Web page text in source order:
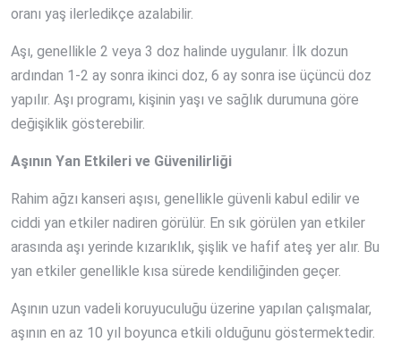
oranı yaş ilerledikçe azalabilir.
Aşı, genellikle 2 veya 3 doz halinde uygulanır. İlk dozun
ardından 1-2 ay sonra ikinci doz, 6 ay sonra ise üçüncü doz
yapılır. Aşı programı, kişinin yaşı ve sağlık durumuna göre
değişiklik gösterebilir.
Aşının Yan Etkileri ve Güvenilirliği
Rahim ağzı kanseri aşısı, genellikle güvenli kabul edilir ve
ciddi yan etkiler nadiren görülür. En sık görülen yan etkiler
arasında aşı yerinde kızarıklık, şişlik ve hafif ateş yer alır. Bu
yan etkiler genellikle kısa sürede kendiliğinden geçer.
Aşının uzun vadeli koruyuculuğu üzerine yapılan çalışmalar,
aşının en az 10 yıl boyunca etkili olduğunu göstermektedir.